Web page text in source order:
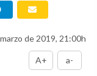
de 2019, 21:00h
A+ a-